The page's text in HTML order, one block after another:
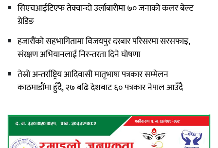
सिएचआईटिएफ तेक्वान्दो उर्लाबारीमा ७० जनाको कलर बेल्ट
ग्रेडिङ
हजारौंको सहभागितामा विजयपुर दरबार परिसरमा सरसफाइ,
संरक्षण अभियानलाई निरन्तरता दिने घोषणा
तेस्रो अन्तर्राष्ट्रिय आदिवासी मातृभाषा पत्रकार सम्मेलन
काठमाडौंमा हुँदै, २७ बढि देशबाट ६० पत्रकार नेपाल आउँदै